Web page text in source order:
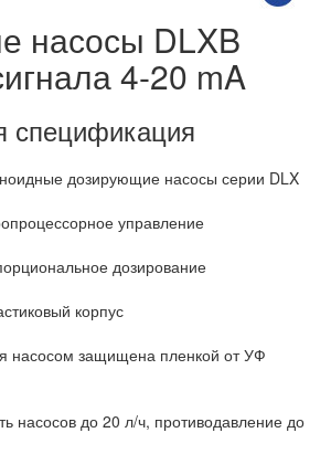
насосы DLXB
4-20 mA
спецификация
дозирующие насосы серии DLX
управление
дозирование
корпус
насосом защищена пленкой от УФ
насосов до 20 л/ч, противодавление до